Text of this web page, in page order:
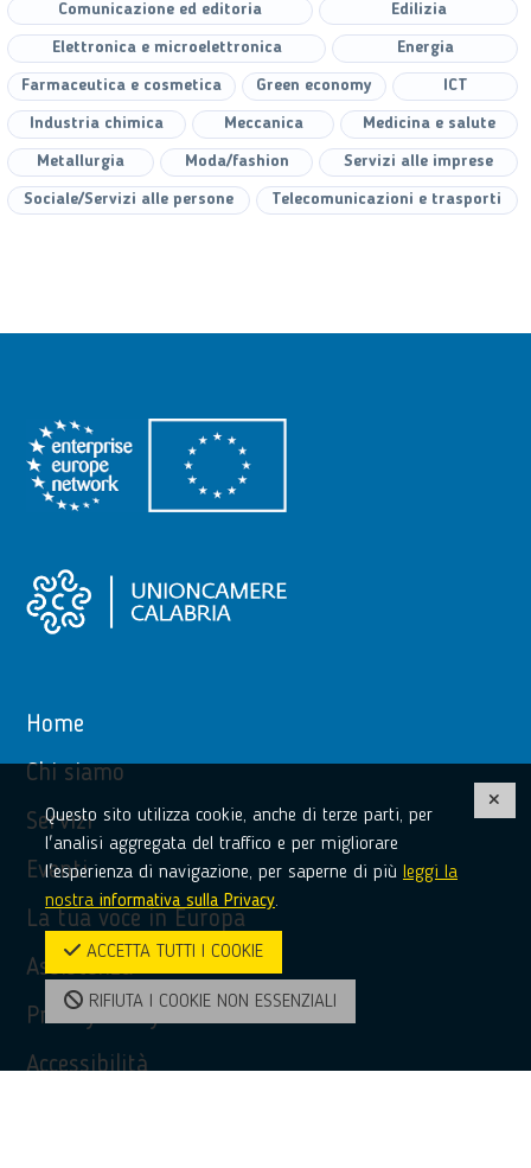
Comunicazione ed editoria Edilizia
Elettronica e microelettronica Energia
Farmaceutica e cosmetica Green economy ICT
Industria chimica Meccanica Medicina e salute
Metallurgia Moda/fashion Servizi alle imprese
Sociale/Servizi alle persone Telecomunicazioni e trasporti
Home
Chi siamo
Servizi
Eventi
La tua voce in Europa
Assistenza
Privacy Policy
Accessibilità
Questo sito utilizza cookie, anche di terze parti, per
l'analisi aggregata del traffico e per migliorare
l'esperienza di navigazione, per saperne di più leggi la
nostra informativa sulla Privacy.
ACCETTA TUTTI I COOKIE
RIFIUTA I COOKIE NON ESSENZIALI